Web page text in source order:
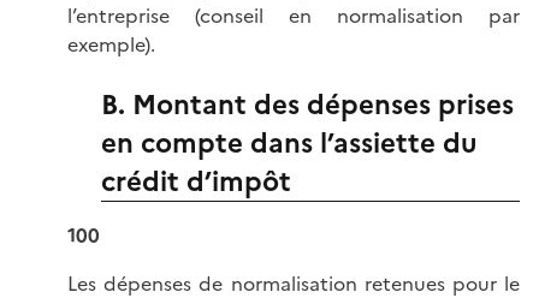
l’entreprise (conseil en normalisation par
exemple).
B. Montant des dépenses prises
en compte dans l’assiette du
crédit d’impôt
100
Les dépenses de normalisation retenues pour le